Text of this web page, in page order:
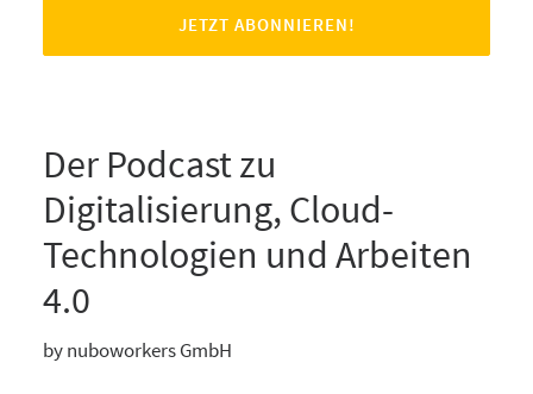
Der Podcast zu
Digitalisierung, Cloud-
Technologien und Arbeiten
4.0
by nuboworkers GmbH